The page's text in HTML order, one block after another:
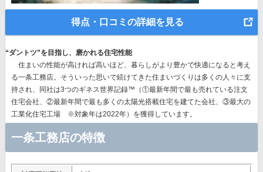
得点・口コミの詳細を見る
“ダントツ”を目指し、磨かれる住宅性能
住まいの性能が高ければ高いほど、暮らしがより豊かで快適になると考え
る一条工務店。そういった思いで続けてきた住まいづくりは多くの人々に支
持され、同社は3つのギネス世界記録™（①最新年間で最も売れている注文
住宅会社、②最新年間で最も多くの太陽光搭載住宅を建てた会社、③最大の
工業化住宅工場 ※対象年は2022年）を獲得しています。
一条工務店の特徴